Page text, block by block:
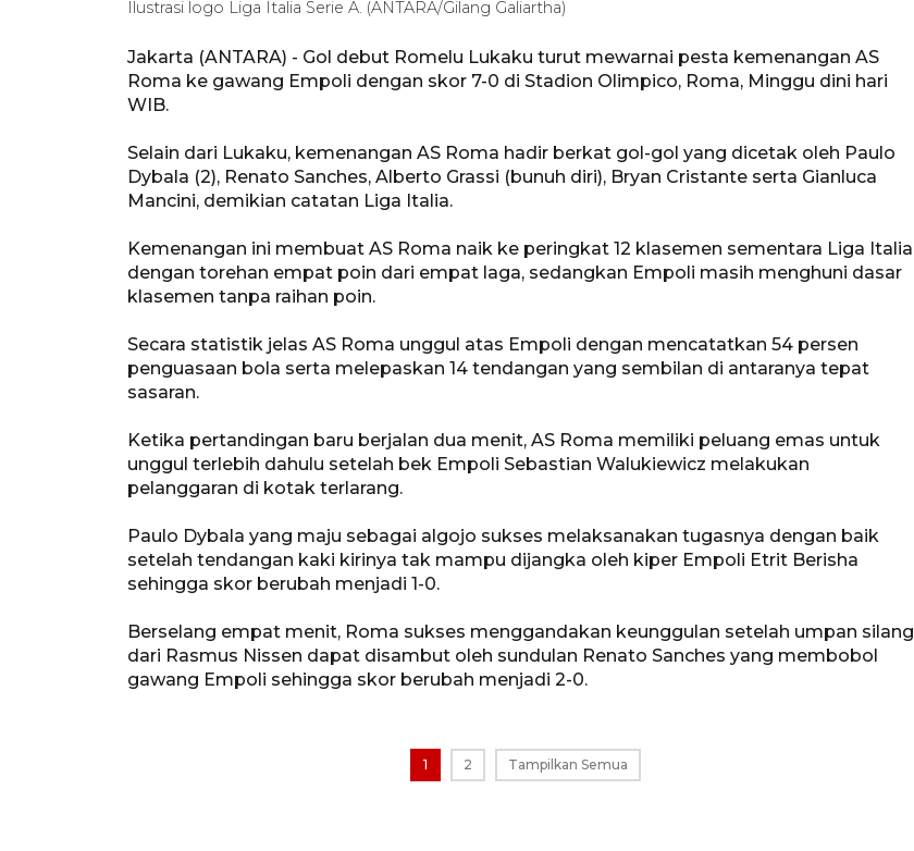
Ilustrasi logo Liga Italia Serie A. (ANTARA/Gilang Galiartha)
Jakarta (ANTARA) - Gol debut Romelu Lukaku turut mewarnai pesta kemenangan AS
Roma ke gawang Empoli dengan skor 7-0 di Stadion Olimpico, Roma, Minggu dini hari
WIB.
Selain dari Lukaku, kemenangan AS Roma hadir berkat gol-gol yang dicetak oleh Paulo
Dybala (2), Renato Sanches, Alberto Grassi (bunuh diri), Bryan Cristante serta Gianluca
Mancini, demikian catatan Liga Italia.
Kemenangan ini membuat AS Roma naik ke peringkat 12 klasemen sementara Liga Italia
dengan torehan empat poin dari empat laga, sedangkan Empoli masih menghuni dasar
klasemen tanpa raihan poin.
Secara statistik jelas AS Roma unggul atas Empoli dengan mencatatkan 54 persen
penguasaan bola serta melepaskan 14 tendangan yang sembilan di antaranya tepat
sasaran.
Ketika pertandingan baru berjalan dua menit, AS Roma memiliki peluang emas untuk
unggul terlebih dahulu setelah bek Empoli Sebastian Walukiewicz melakukan
pelanggaran di kotak terlarang.
Paulo Dybala yang maju sebagai algojo sukses melaksanakan tugasnya dengan baik
setelah tendangan kaki kirinya tak mampu dijangka oleh kiper Empoli Etrit Berisha
sehingga skor berubah menjadi 1-0.
Berselang empat menit, Roma sukses menggandakan keunggulan setelah umpan silang
dari Rasmus Nissen dapat disambut oleh sundulan Renato Sanches yang membobol
gawang Empoli sehingga skor berubah menjadi 2-0.
1 2 Tampilkan Semua